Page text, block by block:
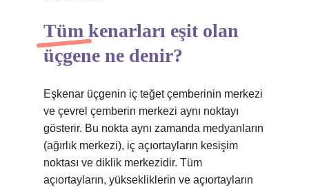
Tüm kenarları eşit olan
üçgene ne denir?
Eşkenar üçgenin iç teğet çemberinin merkezi
ve çevrel çemberin merkezi aynı noktayı
gösterir. Bu nokta aynı zamanda medyanların
(ağırlık merkezi), iç açıortayların kesişim
noktası ve diklik merkezidir. Tüm
açıortayların, yüksekliklerin ve açıortayların